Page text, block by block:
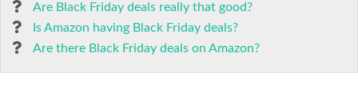
Are Black Friday deals really that good?
Is Amazon having Black Friday deals?
Are there Black Friday deals on Amazon?